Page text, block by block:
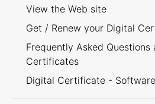
View the Web site
Get / Renew your Digital
Frequently Asked Questions
Certificates
Digital Certificate -